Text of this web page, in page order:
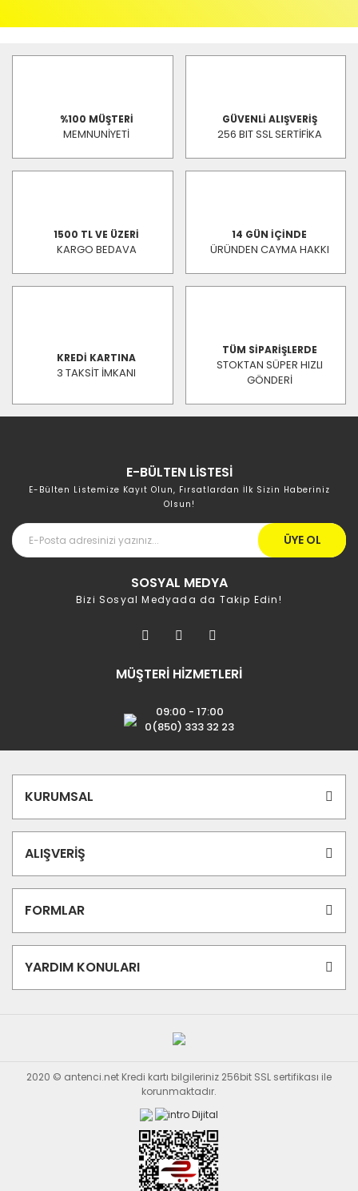
%100 MÜŞTERİ
MEMNUNİYETİ
GÜVENLİ ALIŞVERİŞ
256 BIT SSL SERTİFİKA
1500 TL VE ÜZERİ
KARGO BEDAVA
14 GÜN İÇİNDE
ÜRÜNDEN CAYMA HAKKI
KREDİ KARTINA
3 TAKSİT İMKANI
TÜM SİPARİŞLERDE
STOKTAN SÜPER HIZLI
GÖNDERİ
E-BÜLTEN LİSTESİ
E-Bülten Listemize Kayıt Olun, Fırsatlardan İlk Sizin Haberiniz
Olsun!
ÜYE OL
SOSYAL MEDYA
Bizi Sosyal Medyada da Takip Edin!
MÜŞTERİ HİZMETLERİ
09:00 - 17:00
0(850) 333 32 23
KURUMSAL
ALIŞVERİŞ
FORMLAR
YARDIM KONULARI
2020 © antenci.net Kredi kartı bilgileriniz 256bit SSL sertifikası ile
korunmaktadır.